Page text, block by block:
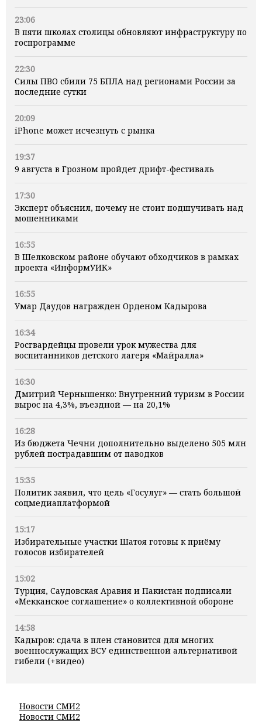
23:06
В пяти школах столицы обновляют инфраструктуру по
госпрограмме
22:30
Силы ПВО сбили 75 БПЛА над регионами России за
последние сутки
20:09
iPhone может исчезнуть с рынка
19:37
9 августа в Грозном пройдет дрифт-фестиваль
17:30
Эксперт объяснил, почему не стоит подшучивать над
мошенниками
16:55
В Шелковском районе обучают обходчиков в рамках
проекта «ИнформУИК»
16:55
Умар Даудов награжден Орденом Кадырова
16:34
Росгвардейцы провели урок мужества для
воспитанников детского лагеря «Майралла»
16:30
Дмитрий Чернышенко: Внутренний туризм в России
вырос на 4,3%, въездной — на 20,1%
16:28
Из бюджета Чечни дополнительно выделено 505 млн
рублей пострадавшим от паводков
15:35
Политик заявил, что цель «Госулуг» — стать большой
соцмедиаплатформой
15:17
Избирательные участки Шатоя готовы к приёму
голосов избирателей
15:02
Турция, Саудовская Аравия и Пакистан подписали
«Мекканское соглашение» о коллективной обороне
14:58
Кадыров: сдача в плен становится для многих
военнослужащих ВСУ единственной альтернативой
гибели (+видео)
Новости СМИ2
Новости СМИ2